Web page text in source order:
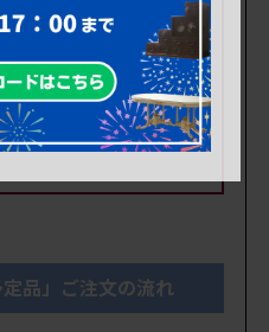
や損傷・内部を開けて
などありますので、日
態が不安な方には、当
質リペア」をおすす
定品」ご注文の流れ